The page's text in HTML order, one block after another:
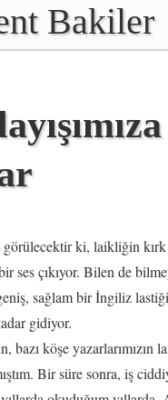
Bakiler
ki, laikliğin kırk
ses çıkıyor. Bilen de
sağlam bir İngiliz
gidiyor.
bazı köşe yazarlarımızın
Bir süre sonra, iş